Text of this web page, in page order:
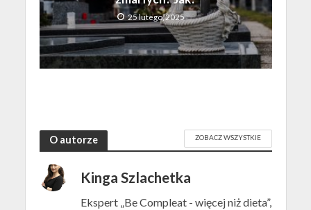
25 lutego, 2025
O autorze ZOBACZ WSZYSTKIE
Kinga Szlachetka
Ekspert „Be Compleat - więcej niż dieta”,